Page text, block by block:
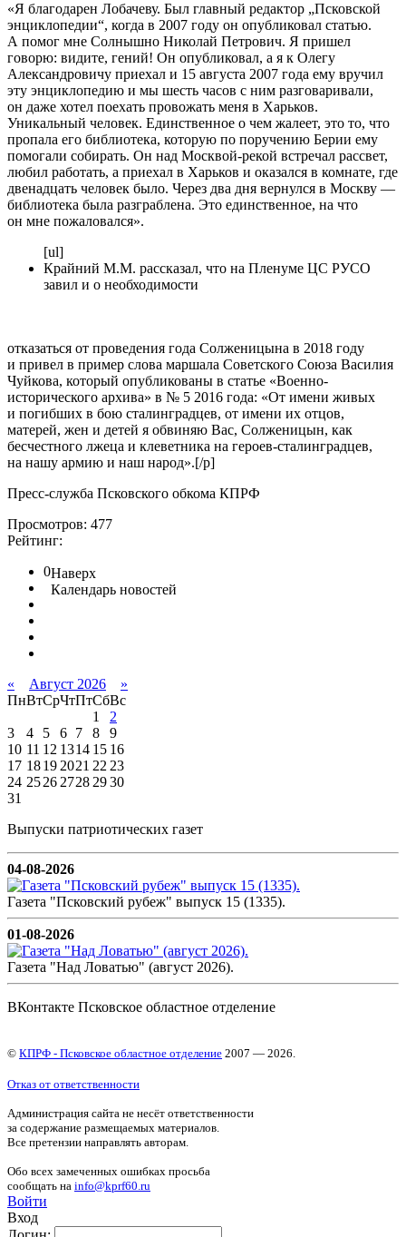
«Я благодарен Лобачеву. Был главный редактор „Псковской
энциклопедии“, когда в 2007 году он опубликовал статью.
А помог мне Солнышно Николай Петрович. Я пришел
говорю: видите, гений! Он опубликовал, а я к Олегу
Александровичу приехал и 15 августа 2007 года ему вручил
эту энциклопедию и мы шесть часов с ним разговаривали,
он даже хотел поехать провожать меня в Харьков.
Уникальный человек. Единственное о чем жалеет, это то, что
пропала его библиотека, которую по поручению Берии ему
помогали собирать. Он над Москвой-рекой встречал рассвет,
любил работать, а приехал в Харьков и оказался в комнате, где
двенадцать человек было. Через два дня вернулся в Москву —
библиотека была разграблена. Это единственное, на что
он мне пожаловался».
[ul]
Крайний М.М. рассказал, что на Пленуме ЦС РУСО
завил и о необходимости
отказаться от проведения года Солженицына в 2018 году
и привел в пример слова маршала Советского Союза Василия
Чуйкова, который опубликованы в статье «Военно-
исторического архива» в № 5 2016 года: «От имени живых
и погибших в бою сталинградцев, от имени их отцов,
матерей, жен и детей я обвиняю Вас, Солженицын, как
бесчестного лжеца и клеветника на героев-сталинградцев,
на нашу армию и наш народ».[/p]
Пресс-служба Псковского обкома КПРФ
Просмотров: 477
Рейтинг:
0Наверх
Календарь новостей
« Август 2026
»
ПнВтСрЧтПтСбВс
1
2
3
4 5 6 7 8
9
10 11 12 1314 15 16
17 18192021 2223
24 252627282930
31
Выпуски патриотических газет
04-08-2026
Газета "Псковский рубеж" выпуск 15 (1335).
01-08-2026
Газета "Над Ловатью" (август 2026).
ВКонтакте Псковское областное отделение
© КПРФ - Псковское областное отделение 2007 — 2026.
Отказ от ответственности
Администрация сайта не несёт ответственности
за содержание размещаемых материалов.
Все претензии направлять авторам.
Обо всех замеченных ошибках просьба
сообщать на info@kprf60.ru
Войти
Вход